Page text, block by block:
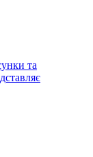
та